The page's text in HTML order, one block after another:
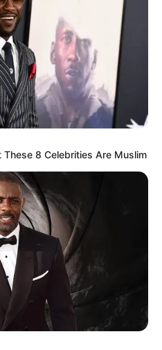
ABUSADORES
'La Bestia' Garavito fue
hospitalizado en
Valledupar
VIA AL LLANO
DE MEDELLÍN
DE AGUA
8 Celebrities Are Muslim